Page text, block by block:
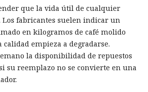
que la vida útil de cualquier
fabricantes suelen indicar un
en kilogramos de café molido
calidad empieza a degradarse.
la disponibilidad de repuestos
su reemplazo no se convierte en una